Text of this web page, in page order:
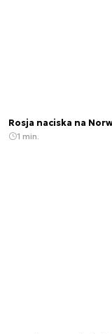
Rosja naciska na
1 min.